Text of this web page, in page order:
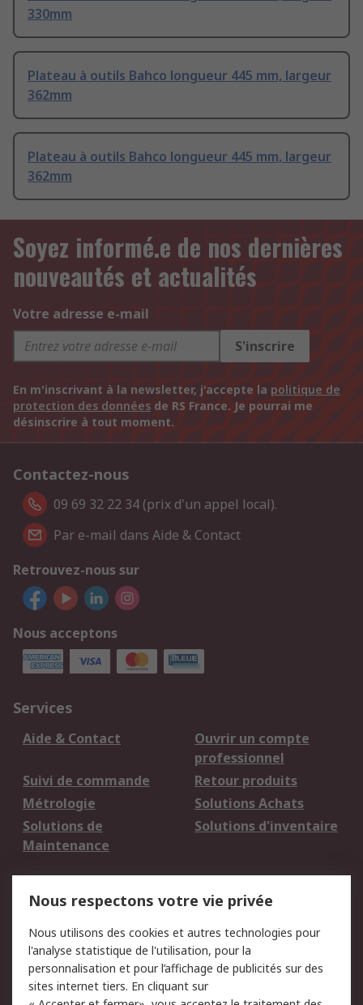
330mm
Plateau à outils Bahco longueur 445 mm, largeur
362mm
Plateau à outils Bahco longueur 445 mm, largeur
362mm
Soyez informé.e de nos dernières
nouveautés et actualités
Votre adresse e-mail
S'inscrire
En m'inscrivant à la newsletter, j'accepte la politique de
protection des données de RS France. Je pourrai me
désinscrire à tout moment.
Contactez-nous
09 69 32 22 34 (prix d'un appel local).
Par e-mail dans Aide & Contact
Retrouvez-nous sur
Nous acceptons
Services
Aide & Contact
Ouvrir un compte
professionnel
Suivi de commande
Retour produits
Métrologie
Solutions Achats
Solutions de
Maintenance
Solutions d'inventaire
du site
Politique de protection
des données - Mise à
jour
Sécurité des E-mails
Nous respectons votre vie privée
Nous utilisons des cookies et autres technologies pour
l'analyse statistique de l'utilisation, pour la
personnalisation et pour l’affichage de publicités sur des
sites internet tiers. En cliquant sur